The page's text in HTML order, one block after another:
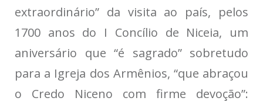
extraordinário” da visita ao país, pelos
1700 anos do I Concílio de Niceia, um
aniversário que “é sagrado” sobretudo
para a Igreja dos Armênios, “que abraçou
o Credo Niceno com firme devoção”: